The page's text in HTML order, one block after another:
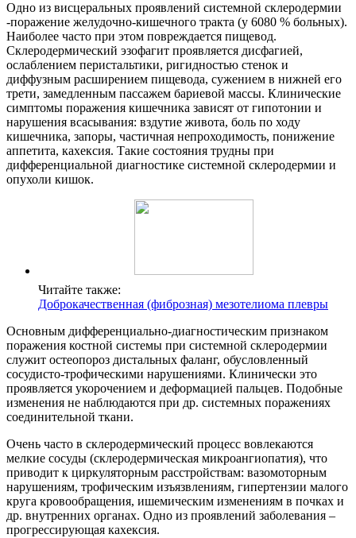
Одно из висцеральных проявлений системной склеродермии
-поражение желудочно-кишечного тракта (у 6080 % больных).
Наиболее часто при этом повреждается пищевод.
Склеродермический эзофагит проявляется дисфагией,
ослаблением перистальтики, ригидностью стенок и
диффузным расширением пищевода, сужением в нижней его
трети, замедленным пассажем бариевой массы. Клинические
симптомы поражения кишечника зависят от гипотонии и
нарушения всасывания: вздутие живота, боль по ходу
кишечника, запоры, частичная непроходимость, понижение
аппетита, кахексия. Такие состояния трудны при
дифференциальной диагностике системной склеродермии и
опухоли кишок.
Читайте также:
Доброкачественная (фиброзная) мезотелиома плевры
Основным дифференциально-диагностическим признаком
поражения костной системы при системной склеродермии
служит остеопороз дистальных фаланг, обусловленный
сосудисто-трофическими нарушениями. Клинически это
проявляется укорочением и деформацией пальцев. Подобные
изменения не наблюдаются при др. системных поражениях
соединительной ткани.
Очень часто в склеродермический процесс вовлекаются
мелкие сосуды (склеродермическая микроангиопатия), что
приводит к циркуляторным расстройствам: вазомоторным
нарушениям, трофическим изъязвлениям, гипертензии малого
круга кровообращения, ишемическим изменениям в почках и
др. внутренних органах. Одно из проявлений заболевания –
прогрессирующая кахексия.